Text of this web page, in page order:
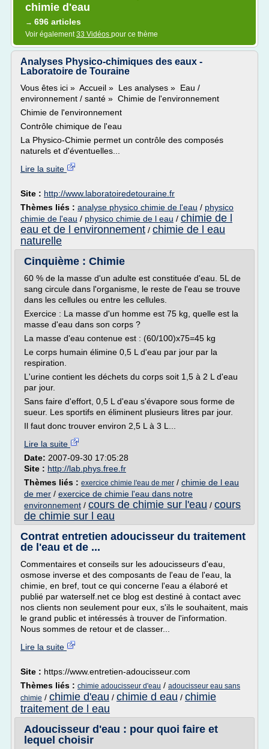
chimie d'eau
→ 696 articles
Voir également33 Vidéos pour ce thème
Analyses Physico-chimiques des eaux -
Laboratoire de Touraine
Vous êtes ici » Accueil » Les analyses » Eau /
environnement / santé » Chimie de l'environnement
Chimie de l'environnement
Contrôle chimique de l'eau
La Physico-Chimie permet un contrôle des composés
naturels et d'éventuelles...
Lire la suite
Site : http://www.laboratoiredetouraine.fr
Thèmes liés : analyse physico chimie de l'eau / physico
chimie de l'eau / physico chimie de l eau / chimie de l
eau et de l environnement / chimie de l eau
naturelle
Cinquième : Chimie
60 % de la masse d'un adulte est constituée d'eau. 5L de
sang circule dans l'organisme, le reste de l'eau se trouve
dans les cellules ou entre les cellules.
Exercice : La masse d'un homme est 75 kg, quelle est la
masse d'eau dans son corps ?
La masse d'eau contenue est : (60/100)x75=45 kg
Le corps humain élimine 0,5 L d'eau par jour par la
respiration.
L'urine contient les déchets du corps soit 1,5 à 2 L d'eau
par jour.
Sans faire d'effort, 0,5 L d'eau s'évapore sous forme de
sueur. Les sportifs en éliminent plusieurs litres par jour.
Il faut donc trouver environ 2,5 L à 3 L...
Lire la suite
Date: 2007-09-30 17:05:28
Site : http://lab.phys.free.fr
Thèmes liés : exercice chimie l'eau de mer / chimie de l eau
de mer / exercice de chimie l'eau dans notre
environnement / cours de chimie sur l'eau / cours
de chimie sur l eau
Contrat entretien adoucisseur du traitement
de l'eau et de ...
Commentaires et conseils sur les adoucisseurs d'eau,
osmose inverse et des composants de l'eau de l'eau, la
chimie, en bref, tout ce qui concerne l'eau a élaboré et
publié par waterself.net ce blog est destiné à contact avec
nos clients non seulement pour eux, s'ils le souhaitent, mais
le grand public et intéressés à trouver de l'information.
Nous sommes de retour et de classer...
Lire la suite
Site : https://www.entretien-adoucisseur.com
Thèmes liés : chimie adoucisseur d'eau / adoucisseur eau sans
chimie / chimie d'eau / chimie d eau / chimie
traitement de l eau
Adoucisseur d'eau : pour quoi faire et
lequel choisir